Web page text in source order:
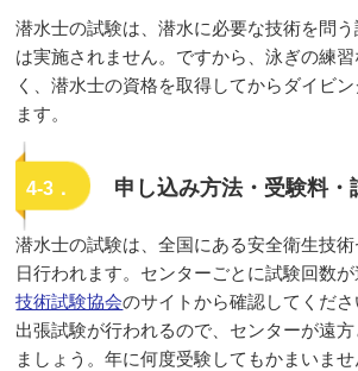
潜水士の試験は、潜水に必要な技術を問
は実施されません。ですから、泳ぎの練
く、潜水士の資格を取得してからダイビ
ます。
4-3． 申し込み方法・受験料・
潜水士の試験は、全国にある安全衛生技
日行われます。センターごとに試験回数
技術試験協会のサイトから確認してくだ
出張試験が行われるので、センターが遠
ましょう。年に何度受験してもかまいま